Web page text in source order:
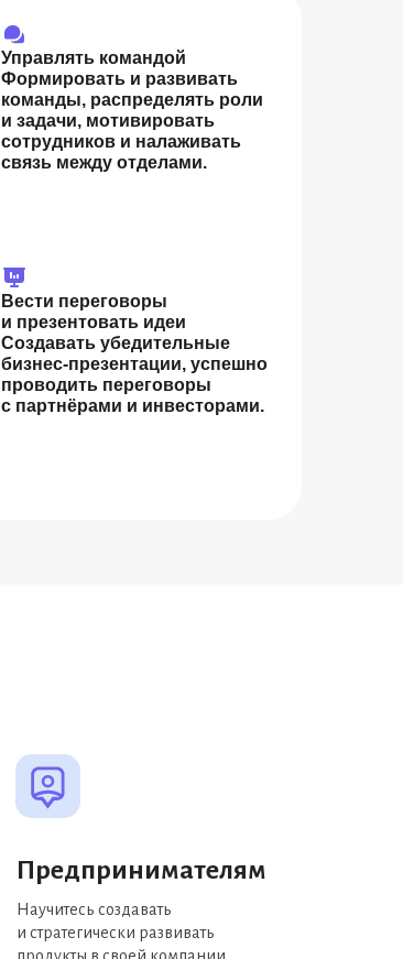
Вести переговоры
и презентовать идеи
Создавать убедительные
бизнес-презентации, успешно
проводить переговоры
с партнёрами и инвесторами.
Управлять командой
Формировать и развивать
команды, распределять роли
и задачи, мотивировать
сотрудников и налаживать
связь между отделами.
Научитесь создавать
и стратегически развивать
Предпринимателям